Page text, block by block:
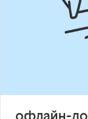
офлайн-